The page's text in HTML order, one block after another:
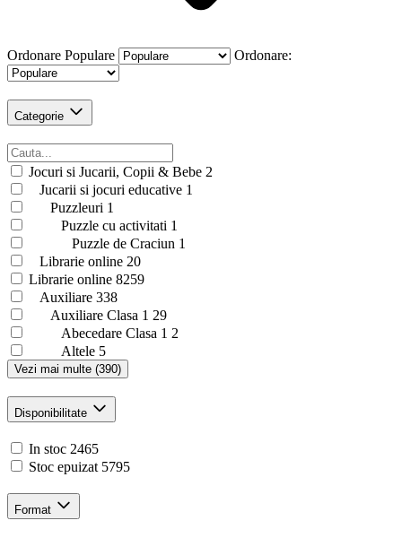
Ordonare Populare Ordonare:
Categorie
Jocuri si Jucarii, Copii & Bebe 2
Jucarii si jocuri educative 1
Puzzleuri 1
Puzzle cu activitati 1
Puzzle de Craciun 1
Librarie online 20
Librarie online 8259
Auxiliare 338
Auxiliare Clasa 1 29
Abecedare Clasa 1 2
Altele 5
Vezi mai multe (390)
Disponibilitate
In stoc 2465
Stoc epuizat 5795
Format